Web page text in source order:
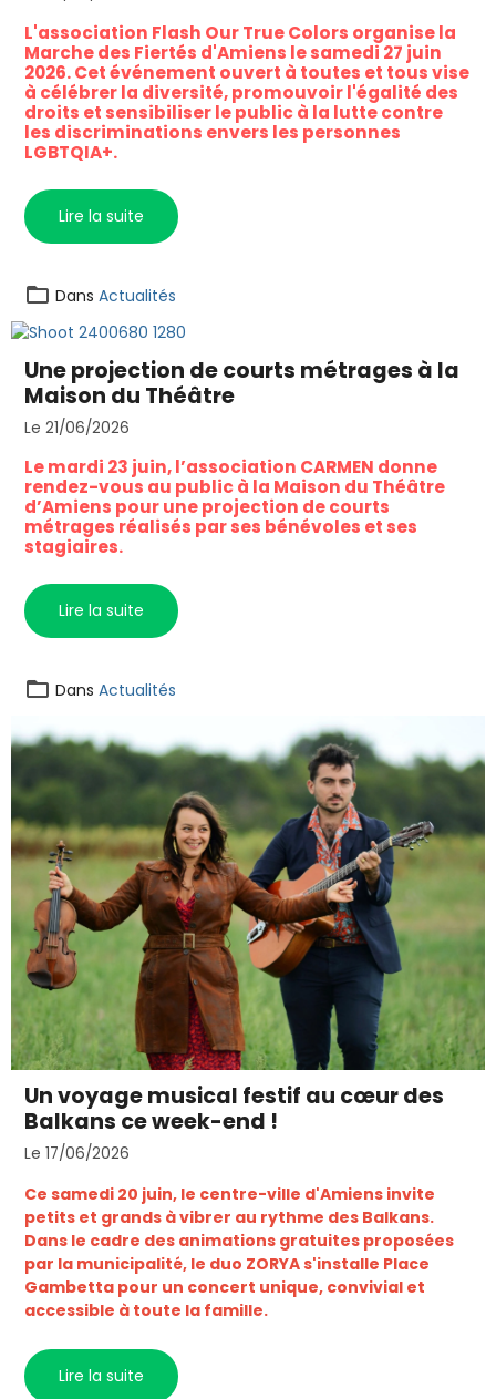
L'association Flash Our True Colors organise la
Marche des Fiertés d'Amiens le samedi 27 juin
2026. Cet événement ouvert à toutes et tous vise
à célébrer la diversité, promouvoir l'égalité des
droits et sensibiliser le public à la lutte contre
les discriminations envers les personnes
LGBTQIA+.
Lire la suite
Dans Actualités
Une projection de courts métrages à la
Maison du Théâtre
Le 21/06/2026
Le mardi 23 juin, l’association CARMEN donne
rendez-vous au public à la Maison du Théâtre
d’Amiens pour une projection de courts
métrages réalisés par ses bénévoles et ses
stagiaires.
Lire la suite
Dans Actualités
Un voyage musical festif au cœur des
Balkans ce week-end !
Le 17/06/2026
Ce samedi 20 juin, le centre-ville d'Amiens invite
petits et grands à vibrer au rythme des Balkans.
Dans le cadre des animations gratuites proposées
par la municipalité, le duo ZORYA s'installe Place
Gambetta pour un concert unique, convivial et
accessible à toute la famille.
Lire la suite